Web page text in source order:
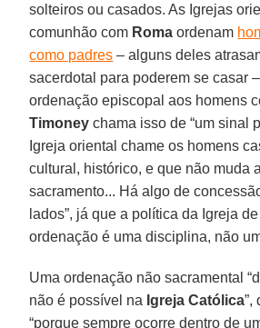
solteiros ou casados. As Igrejas
comunhão com Roma ordenam
como padres – alguns deles
sacerdotal para poderem se casar
ordenação episcopal aos homens
Timoney chama isso de “um sinal
Igreja oriental chame os homens
cultural, histórico, e que não muda
sacramento... Há algo de
lados”, já que a política da Igreja
ordenação é uma disciplina, não
Uma ordenação não sacramental
não é possível na Igreja Católica”,
“porque sempre ocorre dentro de